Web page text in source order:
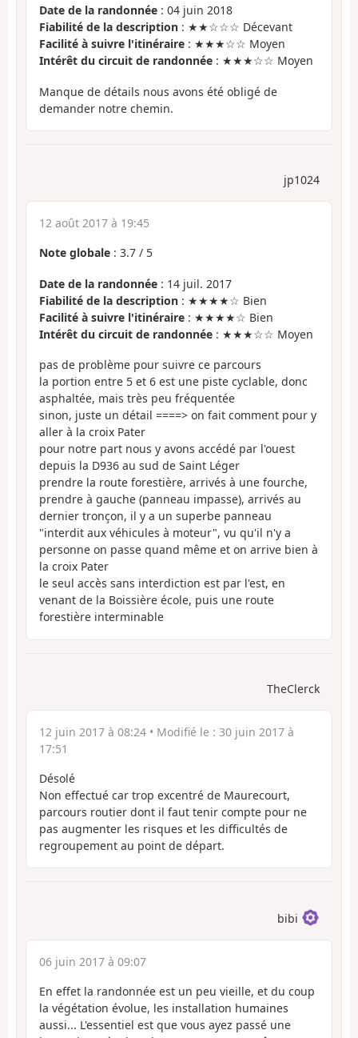
Date de la randonnée : 04 juin 2018
Fiabilité de la description : ★★☆☆☆ Décevant
Facilité à suivre l'itinéraire : ★★★☆☆ Moyen
Intérêt du circuit de randonnée : ★★★☆☆ Moyen
Manque de détails nous avons été obligé de
demander notre chemin.
jp1024
12 août 2017 à 19:45
Note globale : 3.7 / 5
Date de la randonnée : 14 juil. 2017
Fiabilité de la description : ★★★★☆ Bien
Facilité à suivre l'itinéraire : ★★★★☆ Bien
Intérêt du circuit de randonnée : ★★★☆☆ Moyen
pas de problème pour suivre ce parcours
la portion entre 5 et 6 est une piste cyclable, donc
asphaltée, mais très peu fréquentée
sinon, juste un détail ====> on fait comment pour y
aller à la croix Pater
pour notre part nous y avons accédé par l'ouest
depuis la D936 au sud de Saint Léger
prendre la route forestière, arrivés à une fourche,
prendre à gauche (panneau impasse), arrivés au
dernier tronçon, il y a un superbe panneau
"interdit aux véhicules à moteur", vu qu'il n'y a
personne on passe quand même et on arrive bien à
la croix Pater
le seul accès sans interdiction est par l'est, en
venant de la Boissière école, puis une route
forestière interminable
TheClerck
12 juin 2017 à 08:24 • Modifié le : 30 juin 2017 à
17:51
Désolé
Non effectué car trop excentré de Maurecourt,
parcours routier dont il faut tenir compte pour ne
pas augmenter les risques et les difficultés de
regroupement au point de départ.
bibi
06 juin 2017 à 09:07
En effet la randonnée est un peu vieille, et du coup
la végétation évolue, les installation humaines
aussi... L'essentiel est que vous ayez passé une